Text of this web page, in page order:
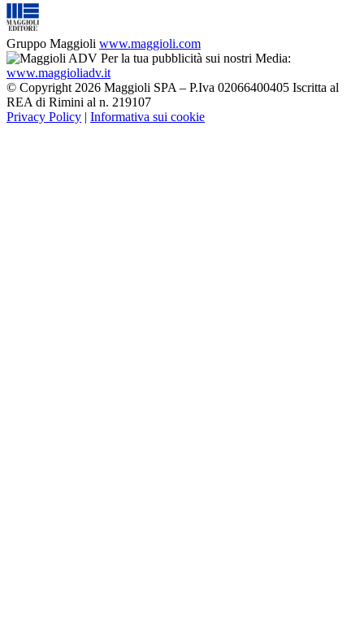
Gruppo Maggioli www.maggioli.com
Per la tua pubblicità sui nostri Media:
www.maggioliadv.it
© Copyright 2026 Maggioli SPA – P.Iva 02066400405 Iscritta al
REA di Rimini al n. 219107
Privacy Policy | Informativa sui cookie